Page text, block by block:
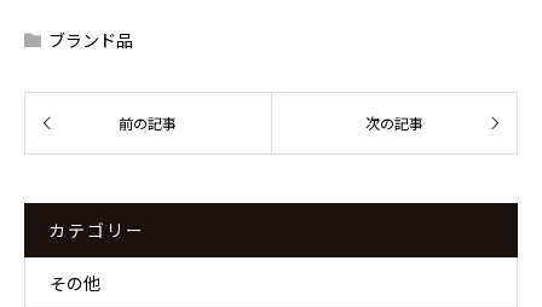
ブランド品
カテゴリー
その他